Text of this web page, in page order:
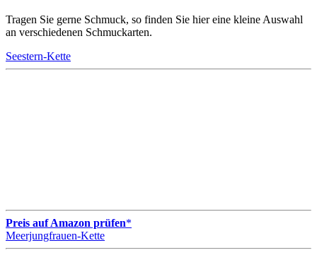
Tragen Sie gerne Schmuck, so finden Sie hier eine kleine Auswahl
an verschiedenen Schmuckarten.
Seestern-Kette
Preis auf Amazon prüfen*
Meerjungfrauen-Kette